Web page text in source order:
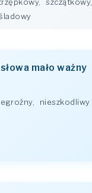
, szczątkowy,
mało ważny
, nieszkodliwy